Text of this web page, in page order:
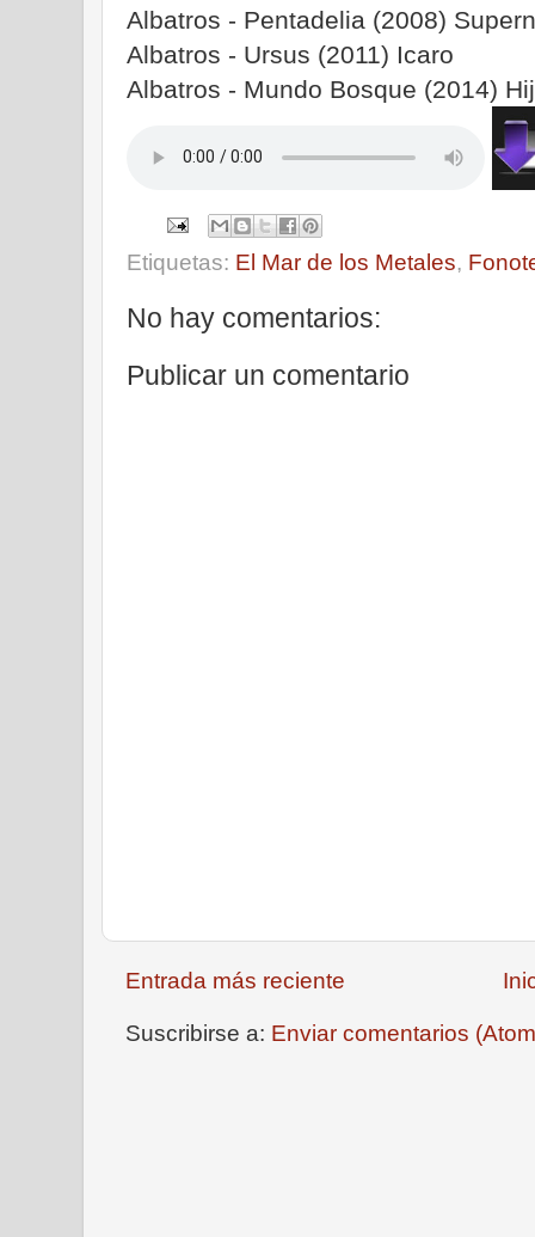
Albatros - Pentadelia (2008)
Albatros - Ursus (2011) Icaro
Albatros - Mundo Bosque (2014)
Etiquetas: El Mar de los Metales,
No hay comentarios:
Publicar un comentario
Entrada más reciente
Suscribirse a: Enviar comentarios